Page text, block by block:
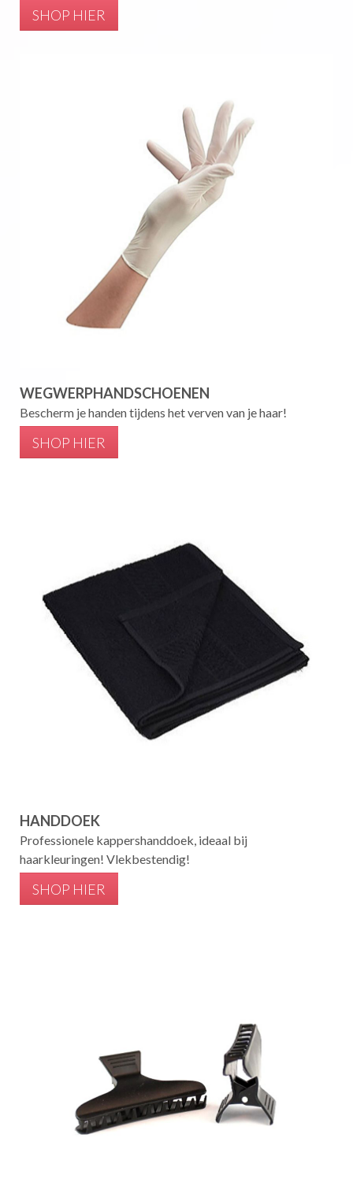
SHOP HIER
WEGWERPHANDSCHOENEN
Bescherm je handen tijdens het verven van je haar!
SHOP HIER
HANDDOEK
Professionele kappershanddoek, ideaal bij
haarkleuringen! Vlekbestendig!
SHOP HIER